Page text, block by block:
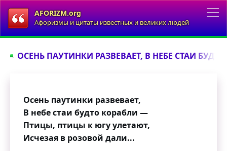
AFORIZM.org
Афоризмы и цитаты известных и великих людей
ОСЕНЬ ПАУТИНКИ РАЗВЕВАЕТ, В НЕБЕ СТАИ
Осень паутинки развевает,
В небе стаи будто корабли —
Птицы, птицы к югу улетают,
Исчезая в розовой дали...